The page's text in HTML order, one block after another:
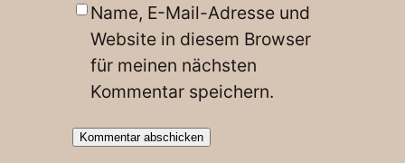
Name, E-Mail-Adresse und
Website in diesem Browser
für meinen nächsten
Kommentar speichern.